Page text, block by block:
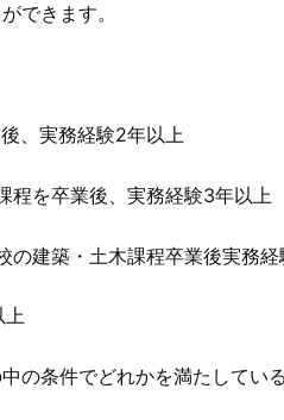
できます。
、実務経験2年以上
を卒業後、実務経験3年以上
建築・土木課程卒業後実務経
上
の条件でどれかを満たしてい